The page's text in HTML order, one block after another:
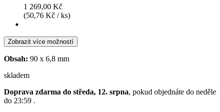
1 269,00 Kč
(50,76 Kč / ks)
Zobrazit více možností
Obsah: 90 x 6,8 mm
skladem
Doprava zdarma do středa, 12. srpna, pokud objednáte do neděle
do 23:59 .